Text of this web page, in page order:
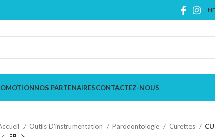
NOS PARTENAIRESCONTACTEZ-NOUS
Outils D'instrumentation Parodontologie Curettes